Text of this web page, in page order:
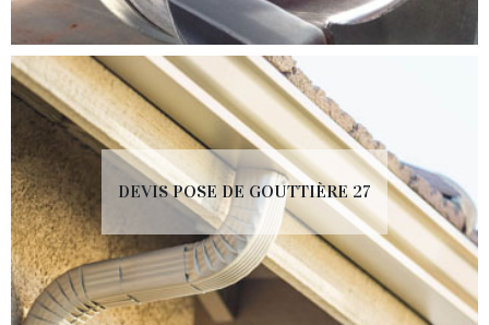
DEVIS POSE DE GOUTTIÈRE 27